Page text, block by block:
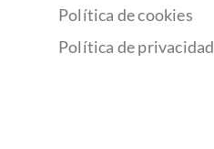
Política de cookies
Política de privacidad